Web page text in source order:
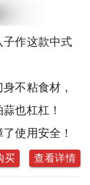
子作这款中式
不粘食材，
也杠杠！
使用安全！
买 查看详情